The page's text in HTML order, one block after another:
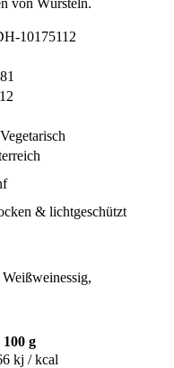
10175112
& lichtgeschützt
Weißweinessig,
g
kj / kcal